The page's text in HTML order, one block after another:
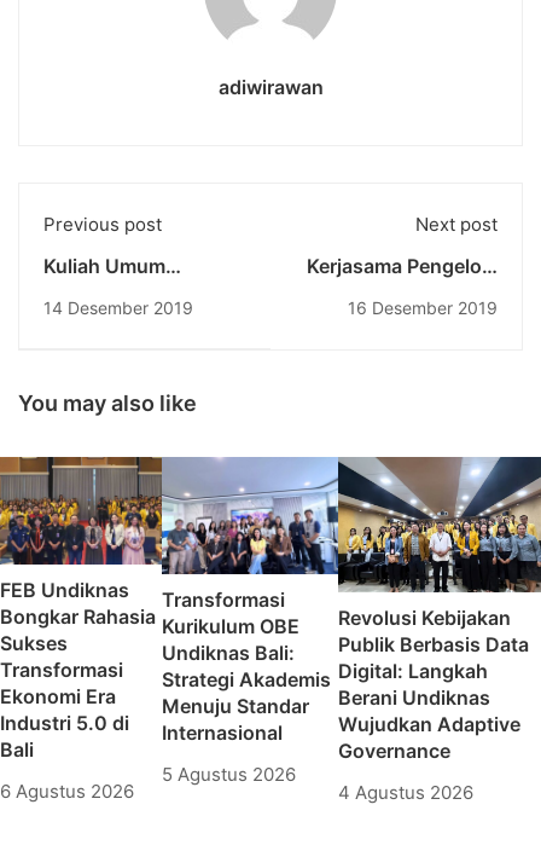
adiwirawan
Previous post
Kuliah Umum
Statistik
14 Desember 2019
Next post
Kerjasama Pengelola
Dinamika Sosial
16 Desember 2019
You may also like
FEB Undiknas
Bongkar Rahasia
Sukses
Transformasi
Ekonomi Era
Industri 5.0 di
Bali
6 Agustus 2026
Transformasi
Kurikulum OBE
Undiknas Bali:
Strategi Akademis
Menuju Standar
Internasional
5 Agustus 2026
Revolusi Kebijakan
Publik Berbasis Data
Digital: Langkah
Berani Undiknas
Wujudkan Adaptive
Governance
4 Agustus 2026